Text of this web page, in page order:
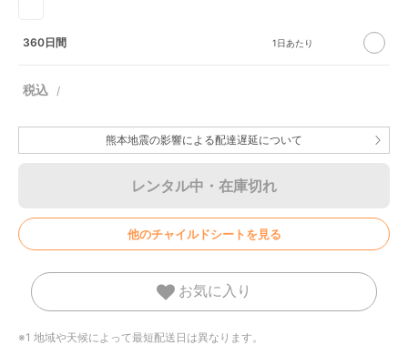
360日間
熊本地震の影響による配達遅延について
レンタル中・在庫切れ
他のチャイルドシートを見る
お気に入り
※1 地域や天候によって最短配送日は異なります。